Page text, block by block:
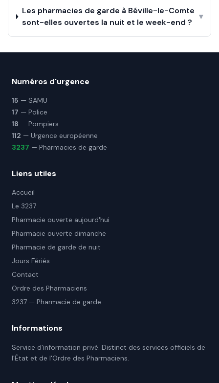
Les pharmacies de garde à Béville-le-Comte
sont-elles ouvertes la nuit et le week-end ?
▾
Numéros d'urgence
15 — SAMU
17 — Police
18 — Pompiers
112 — Urgence européenne
3237 — Pharmacies de garde
Liens utiles
Accueil
Le 3237
Pharmacie ouverte aujourd'hui
Pharmacie ouverte dimanche
Pharmacie de garde de nuit
Jours Fériés
Contact
Ordre des Pharmaciens
3237 — Pharmacie de garde
Informations
Service d'information privé. Distinct des services officiels de
l'État et de l'Ordre des Pharmaciens.